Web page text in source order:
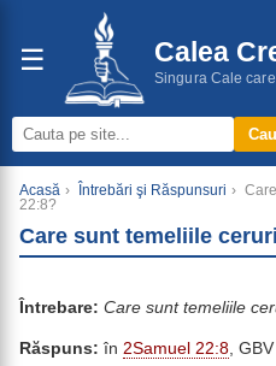
☰ Calea
Singura Cale
Acasă › Întrebări şi Răspunsuri ›
22:8?
Care sunt temeliile
Întrebare: Care sunt temeliile
Răspuns: în 2Samuel 22:8,